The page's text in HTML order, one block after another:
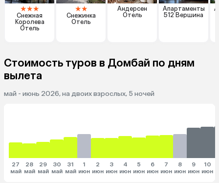
★★★
Снежная
Королева
Отель
★★
Снежинка
Отель
Андерсен
Отель
Апартаменты
512 Вершина
Стоимость туров в Домбай по дням
вылета
май - июнь 2026, на двоих взрослых, 5 ночей
27
май
28
май
29
май
30
май
31
май
1
июн
2
июн
3
июн
4
июн
5
июн
6
июн
7
июн
8
июн
9
июн
10
июн